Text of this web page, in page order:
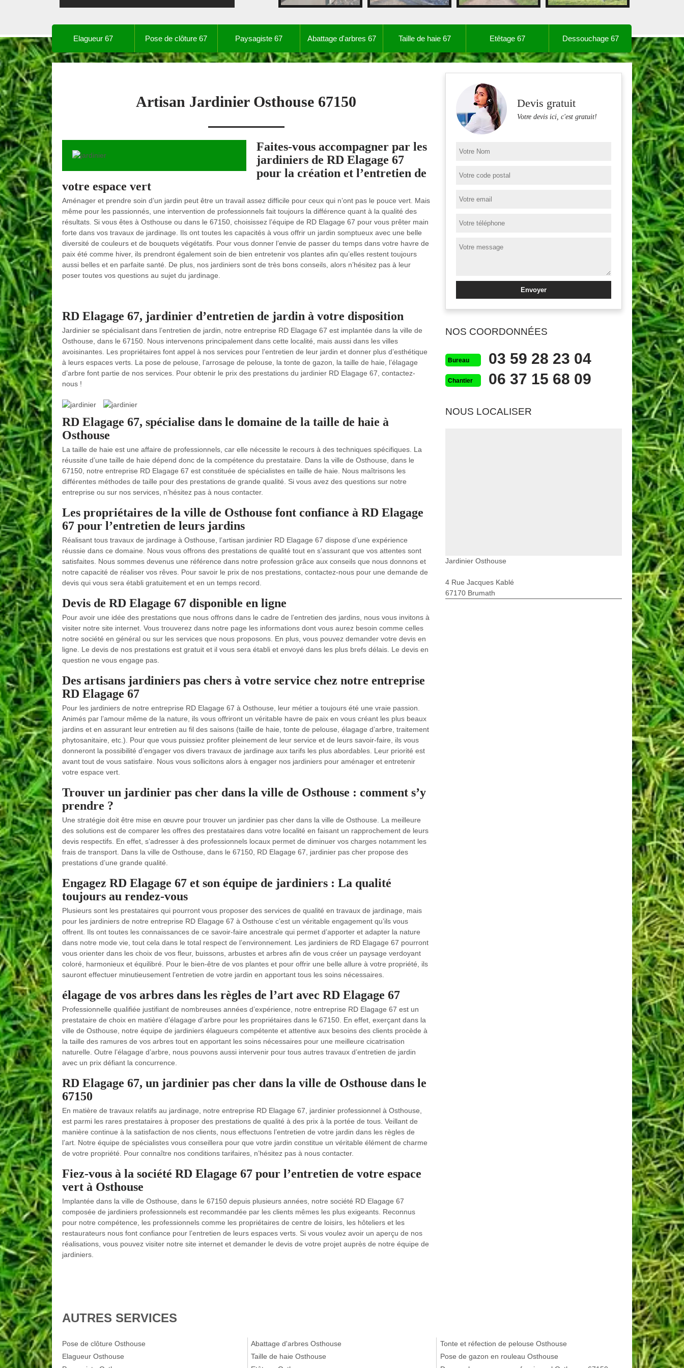
Elagueur 67 Pose de clôture 67 Paysagiste 67 Abattage d'arbres 67 Taille de haie 67 Etêtage 67 Dessouchage 67
Artisan Jardinier Osthouse 67150
Faites-vous accompagner par les
jardiniers de RD Elagage 67
pour la création et l’entretien de
votre espace vert
Aménager et prendre soin d’un jardin peut être un travail assez difficile pour ceux qui n’ont pas le pouce vert. Mais
même pour les passionnés, une intervention de professionnels fait toujours la différence quant à la qualité des
résultats. Si vous êtes à Osthouse ou dans le 67150, choisissez l’équipe de RD Elagage 67 pour vous prêter main
forte dans vos travaux de jardinage. Ils ont toutes les capacités à vous offrir un jardin somptueux avec une belle
diversité de couleurs et de bouquets végétatifs. Pour vous donner l’envie de passer du temps dans votre havre de
paix été comme hiver, ils prendront également soin de bien entretenir vos plantes afin qu’elles restent toujours
aussi belles et en parfaite santé. De plus, nos jardiniers sont de très bons conseils, alors n’hésitez pas à leur
poser toutes vos questions au sujet du jardinage.
RD Elagage 67, jardinier d’entretien de jardin à votre disposition
Jardinier se spécialisant dans l’entretien de jardin, notre entreprise RD Elagage 67 est implantée dans la ville de
Osthouse, dans le 67150. Nous intervenons principalement dans cette localité, mais aussi dans les villes
avoisinantes. Les propriétaires font appel à nos services pour l’entretien de leur jardin et donner plus d’esthétique
à leurs espaces verts. La pose de pelouse, l’arrosage de pelouse, la tonte de gazon, la taille de haie, l’élagage
d’arbre font partie de nos services. Pour obtenir le prix des prestations du jardinier RD Elagage 67, contactez-
nous !
RD Elagage 67, spécialise dans le domaine de la taille de haie à
Osthouse
La taille de haie est une affaire de professionnels, car elle nécessite le recours à des techniques spécifiques. La
réussite d’une taille de haie dépend donc de la compétence du prestataire. Dans la ville de Osthouse, dans le
67150, notre entreprise RD Elagage 67 est constituée de spécialistes en taille de haie. Nous maîtrisons les
différentes méthodes de taille pour des prestations de grande qualité. Si vous avez des questions sur notre
entreprise ou sur nos services, n’hésitez pas à nous contacter.
Les propriétaires de la ville de Osthouse font confiance à RD Elagage
67 pour l’entretien de leurs jardins
Réalisant tous travaux de jardinage à Osthouse, l’artisan jardinier RD Elagage 67 dispose d’une expérience
réussie dans ce domaine. Nous vous offrons des prestations de qualité tout en s’assurant que vos attentes sont
satisfaites. Nous sommes devenus une référence dans notre profession grâce aux conseils que nous donnons et
notre capacité de réaliser vos rêves. Pour savoir le prix de nos prestations, contactez-nous pour une demande de
devis qui vous sera établi gratuitement et en un temps record.
Devis de RD Elagage 67 disponible en ligne
Pour avoir une idée des prestations que nous offrons dans le cadre de l’entretien des jardins, nous vous invitons à
visiter notre site internet. Vous trouverez dans notre page les informations dont vous aurez besoin comme celles
notre société en général ou sur les services que nous proposons. En plus, vous pouvez demander votre devis en
ligne. Le devis de nos prestations est gratuit et il vous sera établi et envoyé dans les plus brefs délais. Le devis en
question ne vous engage pas.
Des artisans jardiniers pas chers à votre service chez notre entreprise
RD Elagage 67
Pour les jardiniers de notre entreprise RD Elagage 67 à Osthouse, leur métier a toujours été une vraie passion.
Animés par l’amour même de la nature, ils vous offriront un véritable havre de paix en vous créant les plus beaux
jardins et en assurant leur entretien au fil des saisons (taille de haie, tonte de pelouse, élagage d’arbre, traitement
phytosanitaire, etc.). Pour que vous puissiez profiter pleinement de leur service et de leurs savoir-faire, ils vous
donneront la possibilité d’engager vos divers travaux de jardinage aux tarifs les plus abordables. Leur priorité est
avant tout de vous satisfaire. Nous vous sollicitons alors à engager nos jardiniers pour aménager et entretenir
votre espace vert.
Trouver un jardinier pas cher dans la ville de Osthouse : comment s’y
prendre ?
Une stratégie doit être mise en œuvre pour trouver un jardinier pas cher dans la ville de Osthouse. La meilleure
des solutions est de comparer les offres des prestataires dans votre localité en faisant un rapprochement de leurs
devis respectifs. En effet, s’adresser à des professionnels locaux permet de diminuer vos charges notamment les
frais de transport. Dans la ville de Osthouse, dans le 67150, RD Elagage 67, jardinier pas cher propose des
prestations d’une grande qualité.
Engagez RD Elagage 67 et son équipe de jardiniers : La qualité
toujours au rendez-vous
Plusieurs sont les prestataires qui pourront vous proposer des services de qualité en travaux de jardinage, mais
pour les jardiniers de notre entreprise RD Elagage 67 à Osthouse c’est un véritable engagement qu’ils vous
offrent. Ils ont toutes les connaissances de ce savoir-faire ancestrale qui permet d’apporter et adapter la nature
dans notre mode vie, tout cela dans le total respect de l’environnement. Les jardiniers de RD Elagage 67 pourront
vous orienter dans les choix de vos fleur, buissons, arbustes et arbres afin de vous créer un paysage verdoyant
coloré, harmonieux et équilibré. Pour le bien-être de vos plantes et pour offrir une belle allure à votre propriété, ils
sauront effectuer minutieusement l’entretien de votre jardin en apportant tous les soins nécessaires.
élagage de vos arbres dans les règles de l’art avec RD Elagage 67
Professionnelle qualifiée justifiant de nombreuses années d’expérience, notre entreprise RD Elagage 67 est un
prestataire de choix en matière d’élagage d’arbre pour les propriétaires dans le 67150. En effet, exerçant dans la
ville de Osthouse, notre équipe de jardiniers élagueurs compétente et attentive aux besoins des clients procède à
la taille des ramures de vos arbres tout en apportant les soins nécessaires pour une meilleure cicatrisation
naturelle. Outre l’élagage d’arbre, nous pouvons aussi intervenir pour tous autres travaux d’entretien de jardin
avec un prix défiant la concurrence.
RD Elagage 67, un jardinier pas cher dans la ville de Osthouse dans le
67150
En matière de travaux relatifs au jardinage, notre entreprise RD Elagage 67, jardinier professionnel à Osthouse,
est parmi les rares prestataires à proposer des prestations de qualité à des prix à la portée de tous. Veillant de
manière continue à la satisfaction de nos clients, nous effectuons l’entretien de votre jardin dans les règles de
l’art. Notre équipe de spécialistes vous conseillera pour que votre jardin constitue un véritable élément de charme
de votre propriété. Pour connaître nos conditions tarifaires, n’hésitez pas à nous contacter.
Fiez-vous à la société RD Elagage 67 pour l’entretien de votre espace
vert à Osthouse
Implantée dans la ville de Osthouse, dans le 67150 depuis plusieurs années, notre société RD Elagage 67
composée de jardiniers professionnels est recommandée par les clients mêmes les plus exigeants. Reconnus
pour notre compétence, les professionnels comme les propriétaires de centre de loisirs, les hôteliers et les
restaurateurs nous font confiance pour l’entretien de leurs espaces verts. Si vous voulez avoir un aperçu de nos
réalisations, vous pouvez visiter notre site internet et demander le devis de votre projet auprès de notre équipe de
jardiniers.
Devis gratuit
Votre devis ici, c'est gratuit!
NOS COORDONNÉES
Bureau 03 59 28 23 04
Chantier 06 37 15 68 09
NOUS LOCALISER
Jardinier Osthouse
4 Rue Jacques Kablé
67170 Brumath
AUTRES SERVICES
Pose de clôture Osthouse
Elagueur Osthouse
Abattage d'arbres Osthouse
Taille de haie Osthouse
Tonte et réfection de pelouse Osthouse
Pose de gazon en rouleau Osthouse